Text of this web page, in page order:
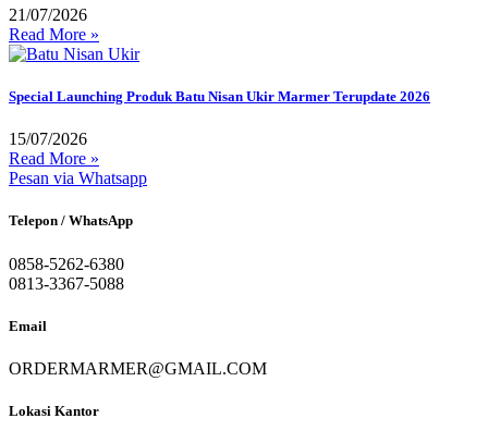
21/07/2026
Read More »
Special Launching Produk Batu Nisan Ukir Marmer Terupdate 2026
15/07/2026
Read More »
Pesan via Whatsapp
Telepon / WhatsApp
0858-5262-6380
0813-3367-5088
Email
ORDERMARMER@GMAIL.COM
Lokasi Kantor